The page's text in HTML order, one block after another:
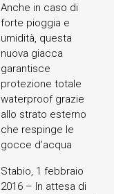
Anche in caso di
forte pioggia e
umidità, questa
nuova giacca
garantisce
protezione totale
waterproof grazie
allo strato esterno
che respinge le
gocce d’acqua
Stabio, 1 febbraio
2016 – In attesa di